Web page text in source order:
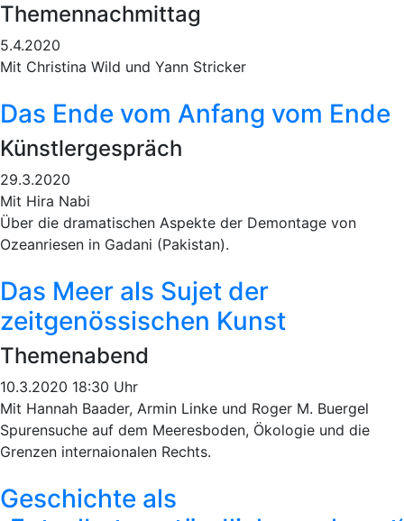
Themennachmittag
5.4.2020
Mit Christina Wild und Yann Stricker
Das Ende vom Anfang vom Ende
Künstlergespräch
29.3.2020
Mit Hira Nabi
Über die dramatischen Aspekte der Demontage von
Ozeanriesen in Gadani (Pakistan).
Das Meer als Sujet der
zeitgenössischen Kunst
Themenabend
10.3.2020 18:30 Uhr
Mit Hannah Baader, Armin Linke und Roger M. Buergel
Spurensuche auf dem Meeresboden, Ökologie und die
Grenzen internaionalen Rechts.
Geschichte als